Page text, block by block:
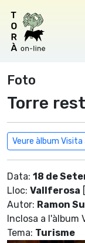
Foto
Torre
Veure àlbum
Data: 18 de
Lloc: Vallferosa [
Autor: Ramon
Inclosa a l'àlbum
Tema: Turisme